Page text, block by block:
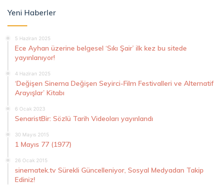
Yeni Haberler
5 Haziran 2025
Ece Ayhan üzerine belgesel ‘Sıkı Şair’ ilk kez bu sitede
yayınlanıyor!
4 Haziran 2025
‘Değişen Sinema Değişen Seyirci-Film Festivalleri ve Alternatif
Arayışlar’ Kitabı
6 Ocak 2023
SenaristBir: Sözlü Tarih Videoları yayınlandı
30 Mayıs 2015
1 Mayıs 77 (1977)
26 Ocak 2015
sinematek.tv Sürekli Güncelleniyor, Sosyal Medyadan Takip
Ediniz!